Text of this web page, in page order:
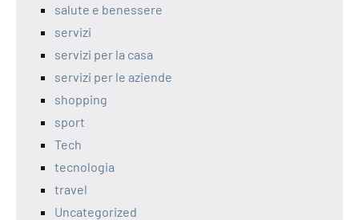
salute e benessere
servizi
servizi per la casa
servizi per le aziende
shopping
sport
Tech
tecnologia
travel
Uncategorized